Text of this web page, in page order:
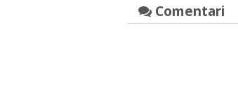
Comentari